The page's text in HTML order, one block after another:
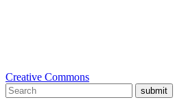
Creative Commons
submit